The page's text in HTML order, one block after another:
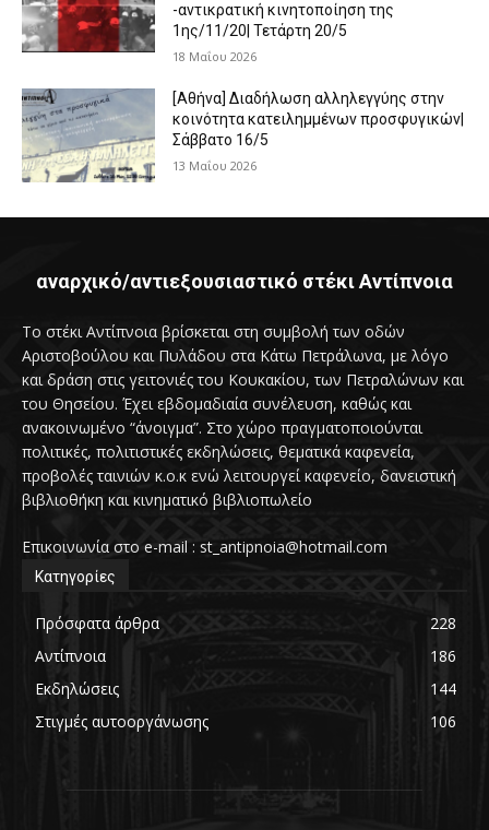
-αντικρατική κινητοποίηση της
1ης/11/20| Τετάρτη 20/5
18 Μαΐου 2026
[Αθήνα] Διαδήλωση αλληλεγγύης στην
κοινότητα κατειλημμένων προσφυγικών|
Σάββατο 16/5
13 Μαΐου 2026
αναρχικό/αντιεξουσιαστικό στέκι Αντίπνοια
Το στέκι Αντίπνοια βρίσκεται στη συμβολή των οδών
Αριστοβούλου και Πυλάδου στα Κάτω Πετράλωνα, με λόγο
και δράση στις γειτονιές του Κουκακίου, των Πετραλώνων και
του Θησείου. Έχει εβδομαδιαία συνέλευση, καθώς και
ανακοινωμένο “άνοιγμα”. Στο χώρο πραγματοποιούνται
πολιτικές, πολιτιστικές εκδηλώσεις, θεματικά καφενεία,
προβολές ταινιών κ.ο.κ ενώ λειτουργεί καφενείο, δανειστική
βιβλιοθήκη και κινηματικό βιβλιοπωλείο
Επικοινωνία στο e-mail : st_antipnoia@hotmail.com
Κατηγορίες
Πρόσφατα άρθρα
228
Αντίπνοια
186
Εκδηλώσεις
144
Στιγμές αυτοοργάνωσης
106